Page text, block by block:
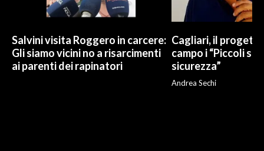
Salvini visita Roggero in carcere:
Gli siamo vicini no a risarcimenti
ai parenti dei rapinatori
Cagliari, il
campo i “Piccoli
sicurezza”
Andrea Sechi